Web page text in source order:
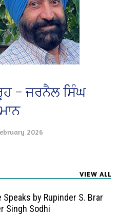
– ਜਰਨੈਲ ਸਿੰਘ
2026
VIEW ALL
Speaks by Rupinder S. Brar
Singh Sodhi